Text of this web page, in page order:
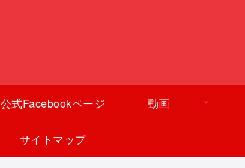
公式Facebookページ 動画
サイトマップ